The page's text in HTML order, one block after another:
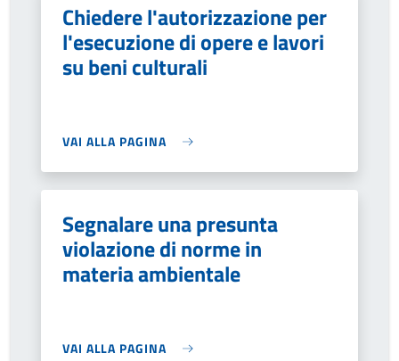
Chiedere l'autorizzazione per
l'esecuzione di opere e lavori
su beni culturali
VAI ALLA PAGINA
Segnalare una presunta
violazione di norme in
materia ambientale
VAI ALLA PAGINA